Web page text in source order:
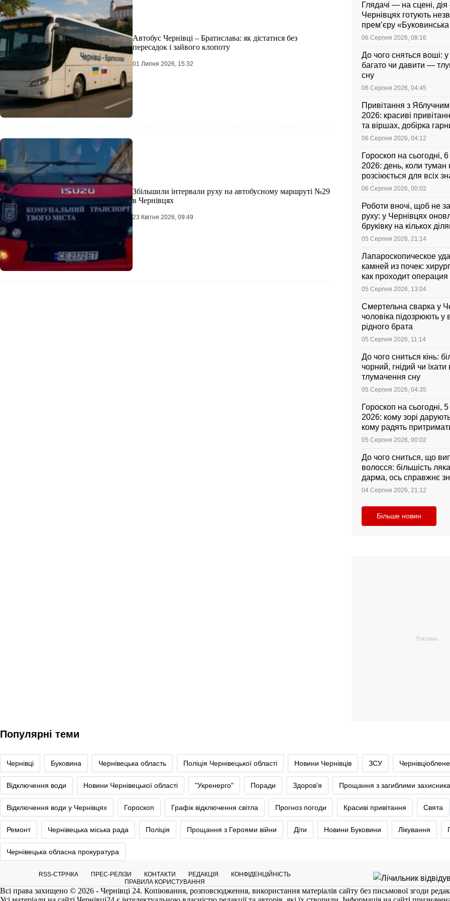
Автобус Чернівці – Братислава: як дістатися без
пересадок і зайвого клопоту
01 Липня 2026, 15:32
Збільшили інтервали руху на автобусному маршруті №29
в Чернівцях
23 Квітня 2026, 09:49
Глядачі — на сцені,
Чернівцях готують
прем’єру
06 Серпня 2026, 08:16
До чого сняться воші: у
багато чи давити —
сну
06 Серпня 2026, 04:45
Привітання з
2026: красиві
та віршах, добірка
листівок українською
06 Серпня 2026, 04:12
Гороскоп на сьогодні,
2026: день, коли туман
розсіюється для всіх
06 Серпня 2026, 00:02
Роботи вночі, щоб не
руху: у Чернівцях
бруківку на кількох
05 Серпня 2026, 21:14
Лапароскопическое
камней из почек:
как проходит операция
она стоит
05 Серпня 2026, 13:04
Смертельна сварка у
чоловіка підозрюють у
рідного брата
05 Серпня 2026, 11:14
До чого сниться кінь:
чорний, гнідий чи
тлумачення сну
05 Серпня 2026, 04:35
Гороскоп на сьогодні,
2026: кому зорі
кому радять
05 Серпня 2026, 00:02
До чого сниться, що
волосся: більшість
дарма, ось справжнє
04 Серпня 2026, 21:12
Більше новин
Популярні теми
Чернівці Буковина Чернівецька область Поліція Чернівецької області Новини Чернівців ЗСУ
Відключення води Новини Чернівецької області "Укренерго" Поради Здоров'я Прощання з загиблими
Відключення води у Чернівцях Гороскоп Графік відключення світла Прогноз погоди Красиві привітання Свята
Ремонт Чернівецька міська рада Поліція Прощання з Героями війни Діти Новини Буковини Лікування
Чернівецька обласна прокуратура
RSS-СТРІЧКА ПРЕС-РЕЛІЗИ КОНТАКТИ РЕДАКЦІЯ
КОНФІДЕНЦІЙНІСТЬ
ПРАВИЛА КОРИСТУВАННЯ
Всі права захищено © 2026 - Чернівці 24. Копіювання, розповсюдження, використання матеріалів сайту без письмової згоди